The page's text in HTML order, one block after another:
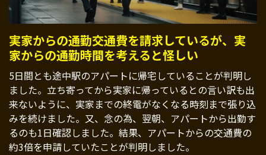
実家からの通勤交通費を請求しているが、実
家からの通勤時間を考えると怪しい
5日間とも途中駅のアパートに帰宅していることが判明し
ました。立ち寄ってから実家に帰っているとの言い訳も出
来ないように、実家までの終電がなくなる時刻まで張り込
みを続けました。又、念の為、翌朝、アパートから出勤す
るのも1日確認しました。結果、アパートからの交通費の
約3倍を申請していたことが判明しました。